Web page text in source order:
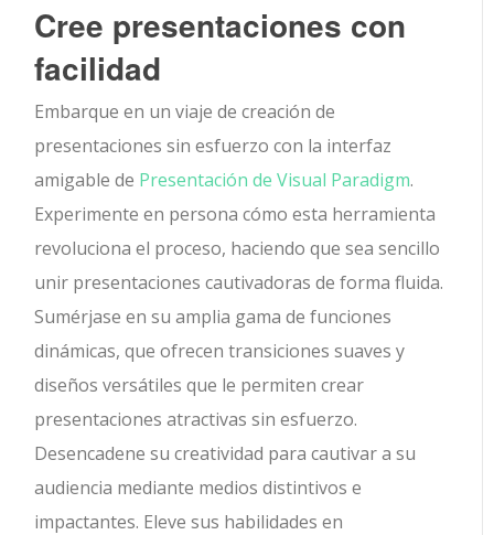
Cree presentaciones con
facilidad
Embarque en un viaje de creación de
presentaciones sin esfuerzo con la interfaz
amigable de Presentación de Visual Paradigm.
Experimente en persona cómo esta herramienta
revoluciona el proceso, haciendo que sea sencillo
unir presentaciones cautivadoras de forma fluida.
Sumérjase en su amplia gama de funciones
dinámicas, que ofrecen transiciones suaves y
diseños versátiles que le permiten crear
presentaciones atractivas sin esfuerzo.
Desencadene su creatividad para cautivar a su
audiencia mediante medios distintivos e
impactantes. Eleve sus habilidades en